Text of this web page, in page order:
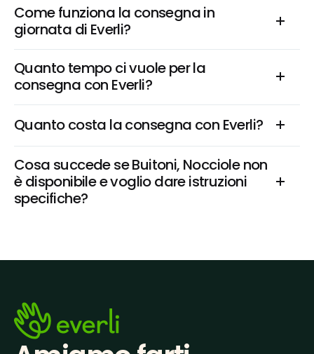
Come funziona la consegna in
giornata di Everli?
Quanto tempo ci vuole per la
consegna con Everli?
Quanto costa la consegna con Everli?
Cosa succede se Buitoni, Nocciole non
è disponibile e voglio dare istruzioni
specifiche?